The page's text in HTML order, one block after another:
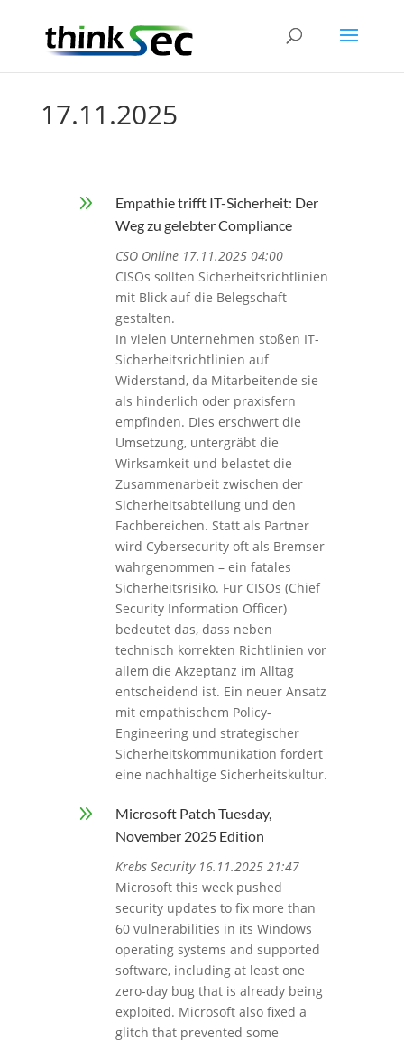
17.11.2025
9
Empathie trifft IT-Sicherheit: Der
Weg zu gelebter Compliance
CSO Online 17.11.2025 04:00
CISOs sollten Sicherheitsrichtlinien
mit Blick auf die Belegschaft
gestalten.
In vielen Unternehmen stoßen IT-
Sicherheitsrichtlinien auf
Widerstand, da Mitarbeitende sie
als hinderlich oder praxisfern
empfinden. Dies erschwert die
Umsetzung, untergräbt die
Wirksamkeit und belastet die
Zusammenarbeit zwischen der
Sicherheitsabteilung und den
Fachbereichen. Statt als Partner
wird Cybersecurity oft als Bremser
wahrgenommen – ein fatales
Sicherheitsrisiko. Für CISOs (Chief
Security Information Officer)
bedeutet das, dass neben
technisch korrekten Richtlinien vor
allem die Akzeptanz im Alltag
entscheidend ist. Ein neuer Ansatz
mit empathischem Policy-
Engineering und strategischer
Sicherheitskommunikation fördert
eine nachhaltige Sicherheitskultur.
9
Microsoft Patch Tuesday,
November 2025 Edition
Krebs Security 16.11.2025 21:47
Microsoft this week pushed
security updates to fix more than
60 vulnerabilities in its Windows
operating systems and supported
software, including at least one
zero-day bug that is already being
exploited. Microsoft also fixed a
glitch that prevented some